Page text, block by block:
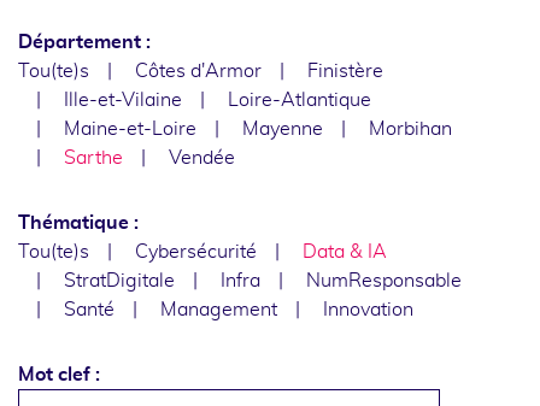
Département :
Tou(te)s
Côtes d'Armor
Finistère
Ille-et-Vilaine
Loire-Atlantique
Maine-et-Loire
Mayenne
Morbihan
Sarthe
Vendée
Thématique :
Tou(te)s
Cybersécurité
Data & IA
StratDigitale
Infra
NumResponsable
Santé
Management Innovation
Mot clef :